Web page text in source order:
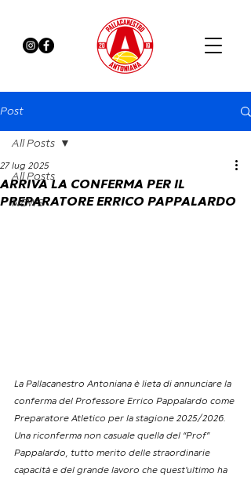
Post
All Posts
NEWS
All Posts
ARRIVA LA CONFERMA PER IL
PREPARATORE ERRICO PAPPALARDO
27 lug 2025
La Pallacanestro Antoniana è lieta di annunciare la
conferma del Professore Errico Pappalardo come
Preparatore Atletico per la stagione 2025/2026.
Una riconferma non casuale quella del “Prof”
Pappalardo, tutto merito delle straordinarie
capacità e del grande lavoro che quest’ultimo ha